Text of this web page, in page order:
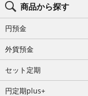
コ
ン
ニ
商品から探す
円預金
外貨預金
セット定期
円定期plus+